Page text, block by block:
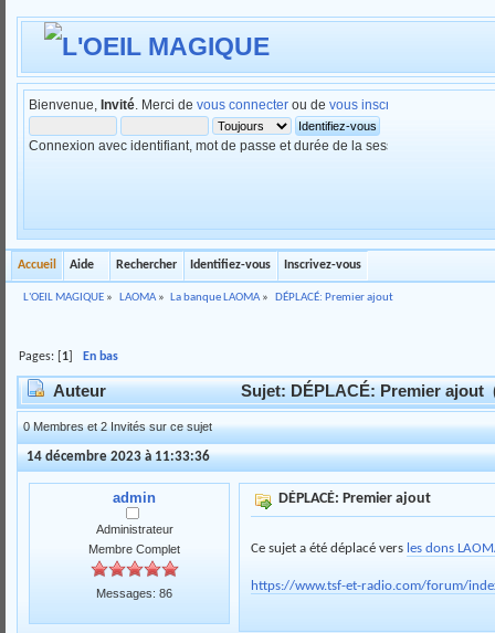
Bienvenue, Invité. Merci de vous connecterou de vous inscrire
Connexion avec identifiant, mot de passe et durée de la session
Accueil Aide Rechercher Identifiez-vous Inscrivez-vous
L'OEIL MAGIQUE » LAOMA» La banque LAOMA» DÉPLACÉ: Premier ajout
Pages: [ 1 En bas
Auteur Sujet: DÉPLACÉ: Premier ajout
0 Membres et 2 Invités sur ce sujet
14 décembre 2023 à 11:33:36
admin
Administrateur
Membre Complet
Messages: 86
DÉPLACÉ: Premier ajout
Ce sujet a été déplacé vers les dons
https://www.tsf-et-radio.com/forum/